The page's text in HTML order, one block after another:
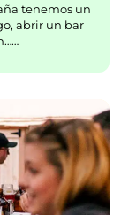
tenemos un
abrir un bar